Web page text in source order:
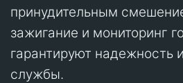
принудительным
зажигание и мониторинг
гарантируют надежность
службы.